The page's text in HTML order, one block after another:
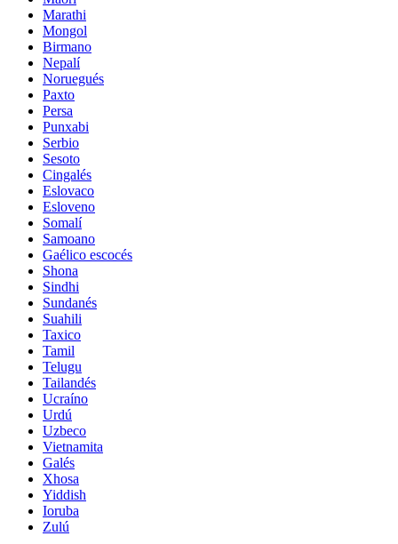
Marathi
Mongol
Birmano
Nepalí
Noruegués
Paxto
Persa
Punxabi
Serbio
Sesoto
Cingalés
Eslovaco
Esloveno
Somalí
Samoano
Gaélico escocés
Shona
Sindhi
Sundanés
Suahili
Taxico
Tamil
Telugu
Tailandés
Ucraíno
Urdú
Uzbeco
Vietnamita
Galés
Xhosa
Yiddish
Ioruba
Zulú